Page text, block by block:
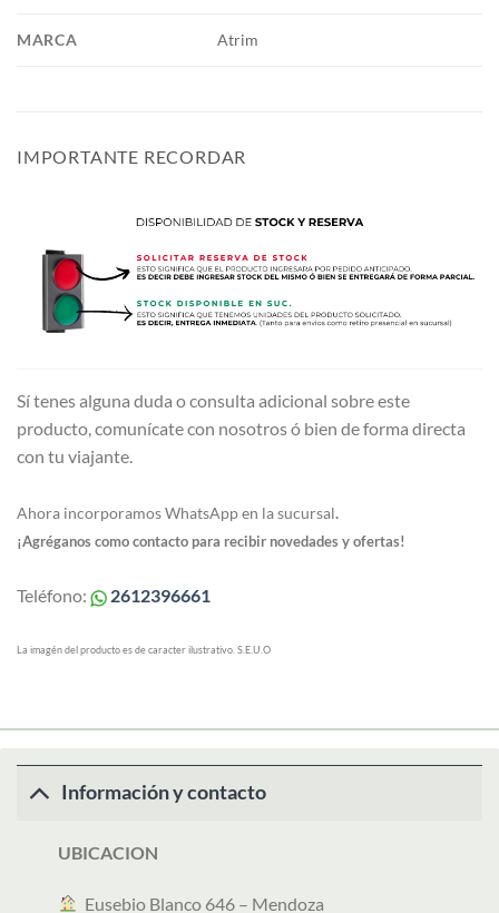
MARCA Atrim
IMPORTANTE RECORDAR
Sí tenes alguna duda o consulta adicional sobre este
producto, comunícate con nosotros ó bien de forma directa
con tu viajante.
Ahora incorporamos WhatsApp en la sucursal.
¡Agréganos como contacto para recibir novedades y ofertas!
Teléfono: 2612396661
La imagén del producto es de caracter ilustrativo. S.E.U.O
Información y contacto
UBICACION
︎ Eusebio Blanco 646 – Mendoza